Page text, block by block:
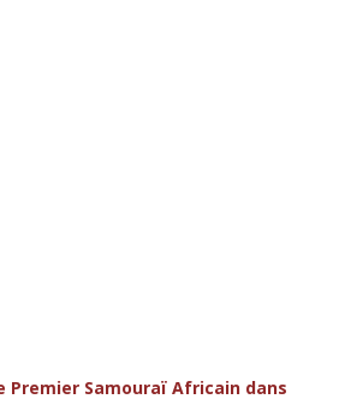
Premier Samouraï Africain dans